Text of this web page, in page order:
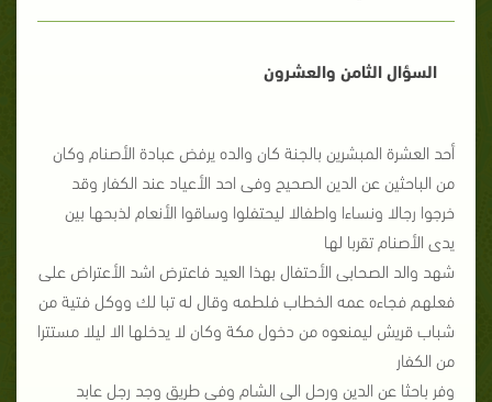
السؤال الثامن والعشرون
أحد العشرة المبشرين بالجنة كان والده يرفض عبادة الأصنام وكان
من الباحثين عن الدين الصحيح وفى احد الأعياد عند الكفار وقد
خرجوا رجالا ونساءا واطفالا ليحتفلوا وساقوا الأنعام لذبحها بين
يدى الأصنام تقربا لها
شهد والد الصحابى الأحتفال بهذا العيد فاعترض اشد الأعتراض على
فعلهم فجاءه عمه الخطاب فلطمه وقال له تبا لك ووكل فتية من
شباب قريش ليمنعوه من دخول مكة وكان لا يدخلها الا ليلا مستترا
من الكفار
وفر باحثا عن الدين ورحل الى الشام وفى طريق وجد رجل عابد